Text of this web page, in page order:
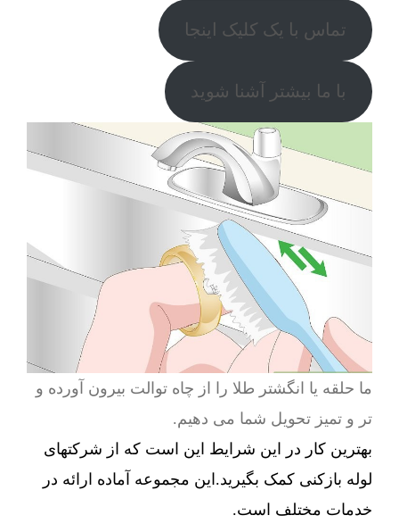
تماس با یک کلیک اینجا
با ما بیشتر آشنا شوید
ما حلقه یا انگشتر طلا را از چاه توالت بیرون آورده و
تر و تمیز تحویل شما می دهیم.
بهترین کار در این شرایط این است که از شرکتهای
لوله بازکنی کمک بگیرید.این مجموعه آماده ارائه در
خدمات مختلف است.